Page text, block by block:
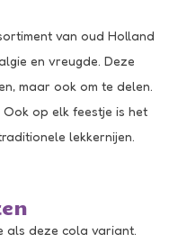
van oud Holland
en vreugde. Deze
maar ook om te delen.
op elk feestje is het
lekkernijen.
als deze cola variant.